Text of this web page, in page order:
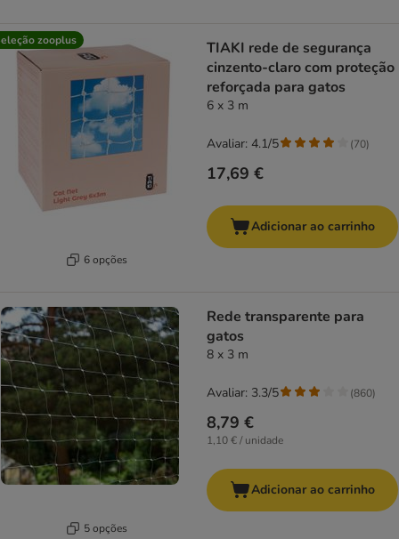
zooplus
6 opções
TIAKI rede de segurança
cinzento-claro com proteção
reforçada para gatos
6 x 3 m
17,69 €
Avaliar: 4.1/5 (70)
Adicionar ao carrinho
5 opções
Rede transparente para
gatos
8 x 3 m
8,79 €
1,10 € / unidade
Avaliar: 3.3/5 (860)
Adicionar ao carrinho